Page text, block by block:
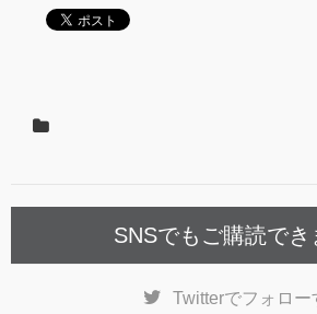
SNSでもご購読でき
Twitterでフォロー